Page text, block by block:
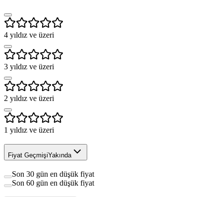
4 yıldız ve üzeri
3 yıldız ve üzeri
2 yıldız ve üzeri
1 yıldız ve üzeri
Fiyat GeçmişiYakında
Son 30 gün en düşük fiyat
Son 60 gün en düşük fiyat